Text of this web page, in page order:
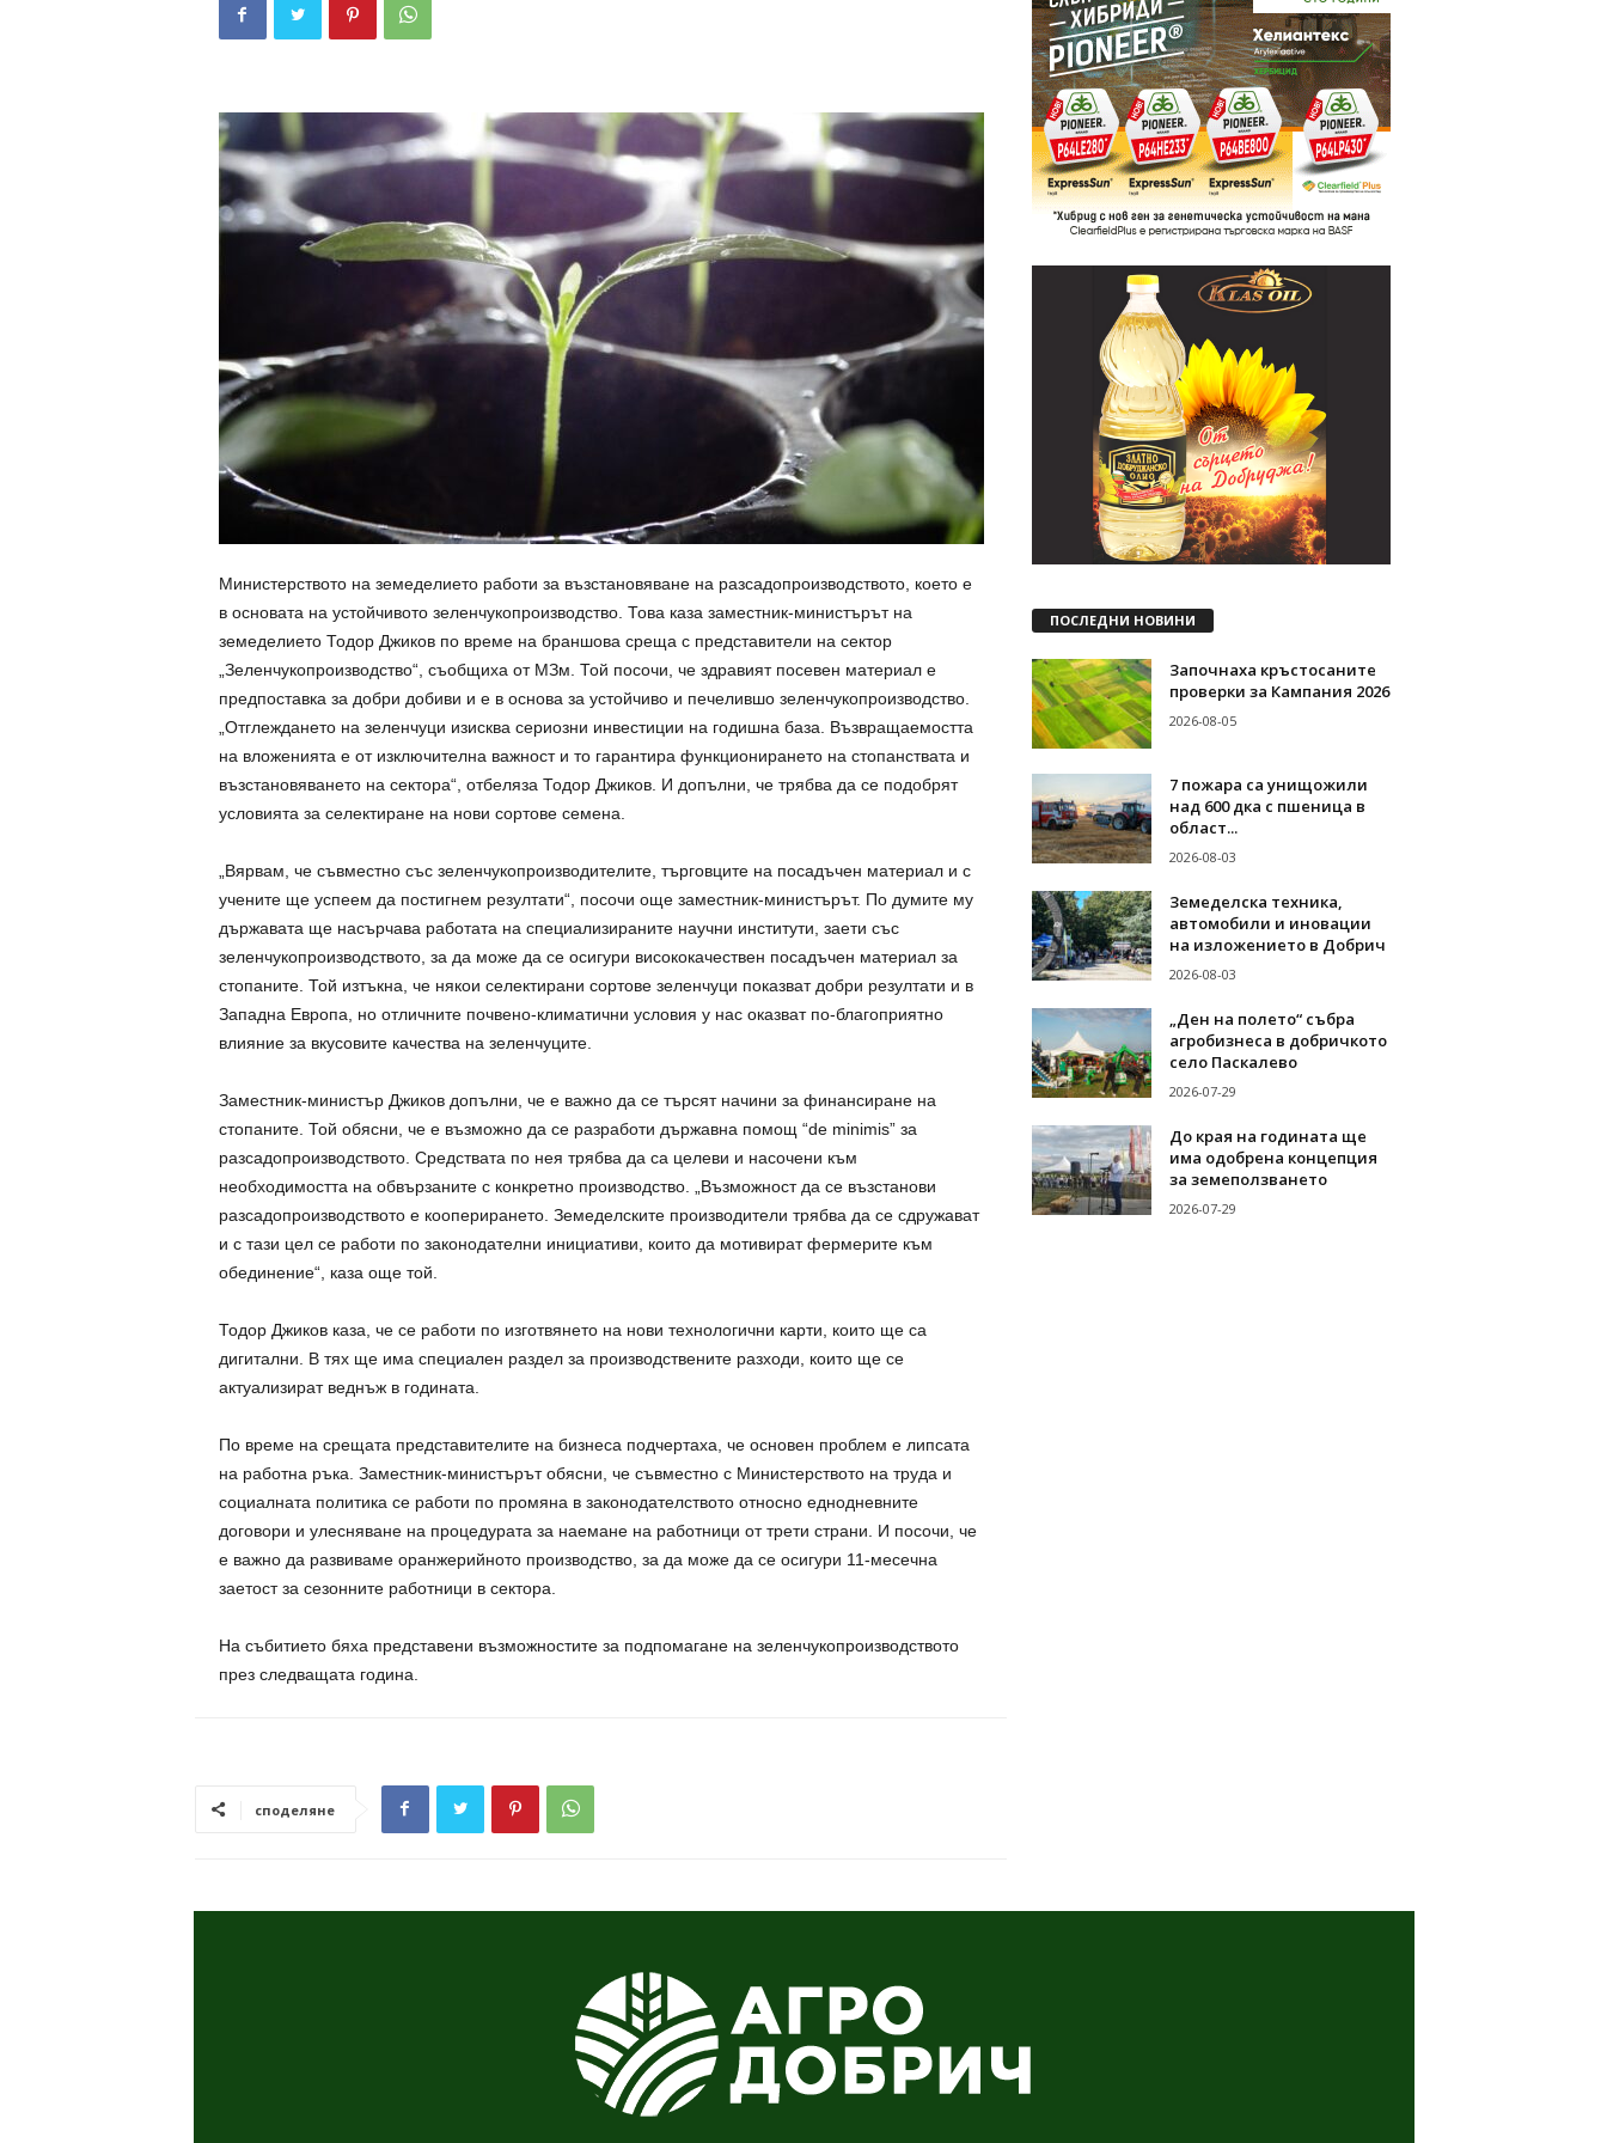
Министерството на земеделието работи за възстановяване на разсадопроизводството, което е
в основата на устойчивото зеленчукопроизводство. Това каза заместник-министърът на
земеделието Тодор Джиков по време на браншова среща с представители на сектор
„Зеленчукопроизводство“, съобщиха от МЗм. Той посочи, че здравият посевен материал е
предпоставка за добри добиви и е в основа за устойчиво и печелившо зеленчукопроизводство.
„Отглеждането на зеленчуци изисква сериозни инвестиции на годишна база. Възвращаемостта
на вложенията е от изключителна важност и то гарантира функционирането на стопанствата и
възстановяването на сектора“, отбеляза Тодор Джиков. И допълни, че трябва да се подобрят
условията за селектиране на нови сортове семена.
„Вярвам, че съвместно със зеленчукопроизводителите, търговците на посадъчен материал и с
учените ще успеем да постигнем резултати“, посочи още заместник-министърът. По думите му
държавата ще насърчава работата на специализираните научни институти, заети със
зеленчукопроизводството, за да може да се осигури висококачествен посадъчен материал за
стопаните. Той изтъкна, че някои селектирани сортове зеленчуци показват добри резултати и в
Западна Европа, но отличните почвено-климатични условия у нас оказват по-благоприятно
влияние за вкусовите качества на зеленчуците.
Заместник-министър Джиков допълни, че е важно да се търсят начини за финансиране на
стопаните. Той обясни, че е възможно да се разработи държавна помощ “de minimis” за
разсадопроизводството. Средствата по нея трябва да са целеви и насочени към
необходимостта на обвързаните с конкретно производство. „Възможност да се възстанови
разсадопроизводството е кооперирането. Земеделските производители трябва да се сдружават
и с тази цел се работи по законодателни инициативи, които да мотивират фермерите към
обединение“, каза още той.
Тодор Джиков каза, че се работи по изготвянето на нови технологични карти, които ще са
дигитални. В тях ще има специален раздел за производствените разходи, които ще се
актуализират веднъж в годината.
По време на срещата представителите на бизнеса подчертаха, че основен проблем е липсата
на работна ръка. Заместник-министърът обясни, че съвместно с Министерството на труда и
социалната политика се работи по промяна в законодателството относно еднодневните
договори и улесняване на процедурата за наемане на работници от трети страни. И посочи, че
е важно да развиваме оранжерийното производство, за да може да се осигури 11-месечна
заетост за сезонните работници в сектора.
На събитието бяха представени възможностите за подпомагане на зеленчукопроизводството
през следващата година.
споделяне
ПОСЛЕДНИ НОВИНИ
Започнаха кръстосаните
проверки за Кампания 2026
2026-08-05
7 пожара са унищожили
над 600 дка с пшеница в
област...
2026-08-03
Земеделска техника,
автомобили и иновации
на изложението в Добрич
2026-08-03
„Ден на полето“ събра
агробизнеса в добричкото
село Паскалево
2026-07-29
До края на годината ще
има одобрена концепция
за земеползването
2026-07-29